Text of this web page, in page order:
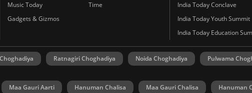
Music Today
Time
Gadgets & Gizmos
India Today Conclave
India Today Youth Summit
India Today Education
Ratnagiri Choghadiya Noida Choghadiya Pulwama
Maa Gauri Aarti Hanuman Chalisa Maa Gauri Chalisa Hanuman